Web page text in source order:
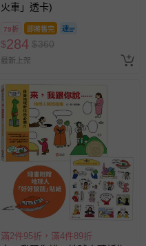
火車」透卡)
79折 即將售完
$284 $360
最新上架
滿2件95折，滿4件89折